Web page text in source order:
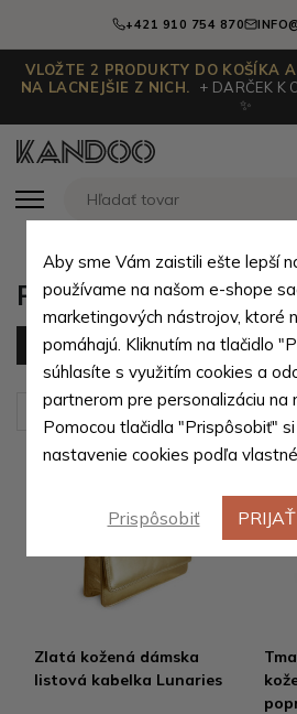
+421 910 754 870
VLOŽTE 2 PRODUKTY DO KOŠÍKA
NA LACNEJŠIE Z NICH.
+ DARČEK K
✨
Plesové dámske
Filter (5 produktov)
Zoradiť podľa: Predvolené
Zlatá kožená dámska
listová kabelka Lunaries
Aby sme Vám zaistili ešte lepší
používame na našom e-shope
marketingových nástrojov, ktoré
pomáhajú. Kliknutím na tlačidlo
súhlasíte s využitím cookies a
partnerom pre personalizáciu na
Pomocou tlačidla "Prispôsobiť"
nastavenie cookies podľa
Prispôsobiť